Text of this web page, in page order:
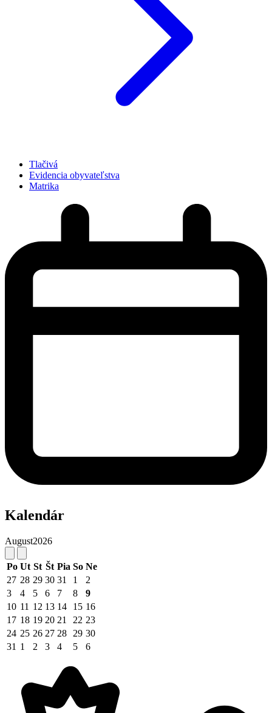
Tlačivá
Evidencia obyvateľstva
Matrika
Kalendár
August2026
Po Ut St Št Pia So Ne
27 28 29 30 31 1
2
3
4 5 6 7 8
9
10 11 12 13 14 15 16
17 18 19 20 21 22 23
24 25 26 27 28 29 30
31 1 2 3 4 5 6